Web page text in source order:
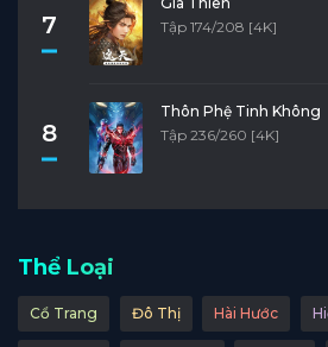
7
Tập 174/208 [4K]
8
Thôn Phệ Tinh Không
Tập 236/260 [4K]
Thể Loại
Cổ Trang Đô Thị Hài Hước